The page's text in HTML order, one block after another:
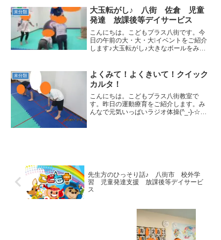
未分類
大玉転がし♪ 八街 佐倉 児童
発達 放課後等デイサービス
こんにちは。こどもプラス八街です。今
日の午前の大・大・大❕イベントをご紹介
します♪大玉転がし♪大きなボールをみん
❕」みんなで１つの事に集中をして運動を
行う姿、素晴...
未分類
よくみて！よくきいて！クイック
カルタ！
こんにちは。こどもプラス八街教室で
す。昨日の運動療育をご紹介します。み
んなで元気いっぱいラジオ体操(^_-)-☆ド
先生方のひっそり話♪ 八街市 校外学
習 児童発達支援 放課後等デイサービ
ス